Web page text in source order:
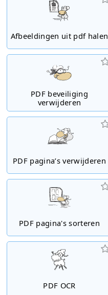
Afbeeldingen uit pdf halen
PDF beveiliging
verwijderen
PDF pagina’s verwijderen
PDF pagina's sorteren
PDF OCR